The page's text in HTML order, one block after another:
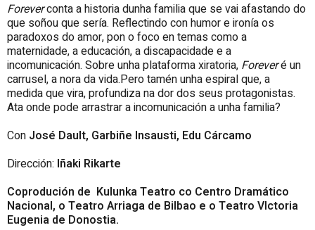
Foreverconta a historia dunha familia que se vai afastando do
que soñou que sería. Reflectindo con humor e ironía os
paradoxos do amor, pon o foco en temas como a
maternidade, a educación, a discapacidade e a
incomunicación. Sobre unha plataforma xiratoria, Foreveré un
carrusel, a nora da vida.Pero tamén unha espiral que, a
medida que vira, profundiza na dor dos seus protagonistas.
Ata onde pode arrastrar a incomunicación a unha familia?
Con José Dault, Garbiñe Insausti, Edu Cárcamo
Dirección: Iñaki Rikarte
Coprodución de Kulunka Teatro co Centro Dramático
Nacional, o Teatro Arriaga de Bilbao e o Teatro VIctoria
Eugenia de Donostia.